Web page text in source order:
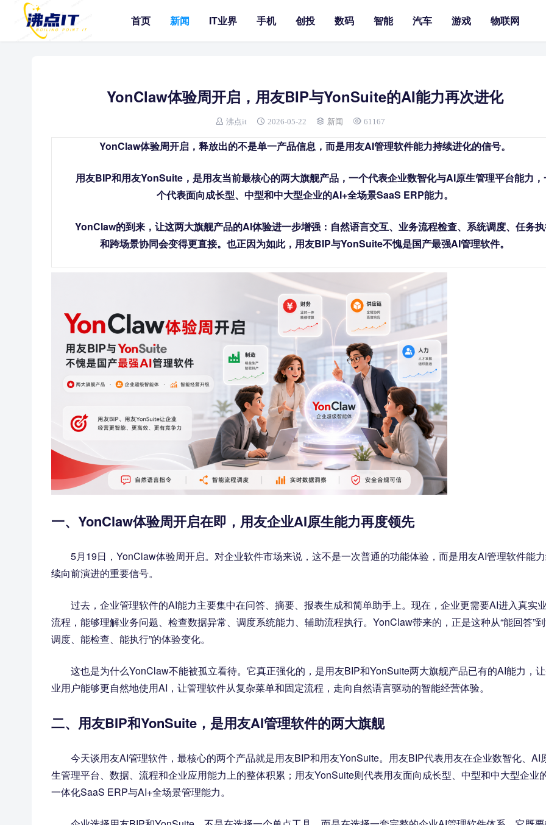
首页 新闻 IT业界 手机 创投 数码 智能 汽车 游戏 物联网
YonClaw体验周开启，用友BIP与YonSuite的AI能力再次进化
沸点it 2026-05-22 新闻 61167
YonClaw体验周开启，释放出的不是单一产品信息，而是用友AI管理软件能力持续进化的信号。
用友BIP和用友YonSuite，是用友当前最核心的两大旗舰产品，一个代表企业数智化与AI原生管理平台能力，
个代表面向成长型、中型和中大型企业的AI+全场景SaaS ERP能力。
YonClaw的到来，让这两大旗舰产品的AI体验进一步增强：自然语言交互、业务流程检查、系统调度、任务
和跨场景协同会变得更直接。也正因为如此，用友BIP与YonSuite不愧是国产最强AI管理软件。
一、YonClaw体验周开启在即，用友企业AI原生能力再度领先
5月19日，YonClaw体验周开启。对企业软件市场来说，这不是一次普通的功能体验，而是用友AI管理软件能
续向前演进的重要信号。
过去，企业管理软件的AI能力主要集中在问答、摘要、报表生成和简单助手上。现在，企业更需要AI进入真实
流程，能够理解业务问题、检查数据异常、调度系统能力、辅助流程执行。YonClaw带来的，正是这种从“能回答”到
调度、能检查、能执行”的体验变化。
这也是为什么YonClaw不能被孤立看待。它真正强化的，是用友BIP和YonSuite两大旗舰产品已有的AI能力，
业用户能够更自然地使用AI，让管理软件从复杂菜单和固定流程，走向自然语言驱动的智能经营体验。
二、用友BIP和YonSuite，是用友AI管理软件的两大旗舰
今天谈用友AI管理软件，最核心的两个产品就是用友BIP和用友YonSuite。用友BIP代表用友在企业数智化、AI
生管理平台、数据、流程和企业应用能力上的整体积累；用友YonSuite则代表用友面向成长型、中型和中大型企业
一体化SaaS ERP与AI+全场景管理能力。